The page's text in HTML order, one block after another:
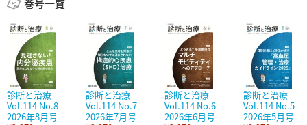
巻号一覧
診断と治療
Vol.114 No.8
2026年8月号
診断と治療
Vol.114 No.7
2026年7月号
診断と治療
Vol.114 No.6
2026年6月号
診断と治療
Vol.114 No.5
2026年5月号